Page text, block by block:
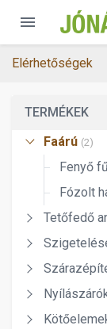
menu
Elérhetőségek
TERMÉKEK
Faárú (2)
Fenyő
Fózolt
Tetőfedő